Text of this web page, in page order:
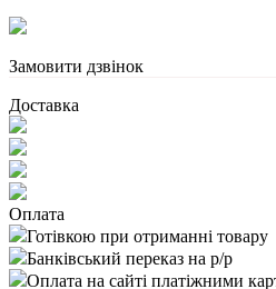
Замовити дзвінок
Доставка
Оплата
Готівкою при отриманні товару
Банківський переказ на р/р
Оплата на сайті платіжними